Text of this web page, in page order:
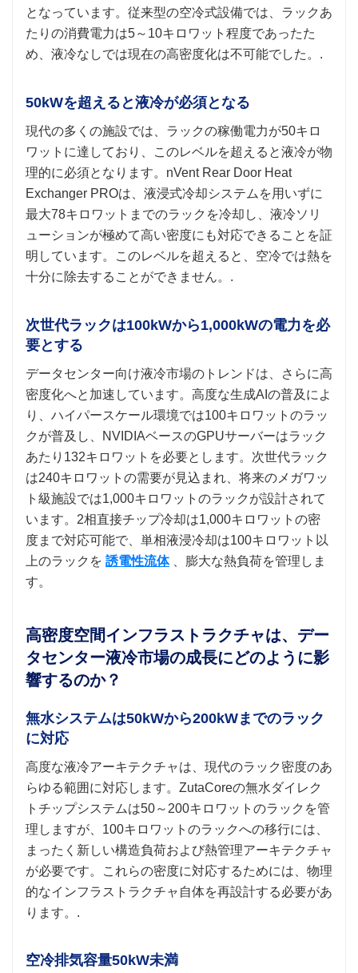
となっています。従来型の空冷式設備では、ラックあ
たりの消費電力は5～10キロワット程度であったた
め、液冷なしでは現在の高密度化は不可能でした。.
50kWを超えると液冷が必須となる
現代の多くの施設では、ラックの稼働電力が50キロ
ワットに達しており、このレベルを超えると液冷が物
理的に必須となります。nVent Rear Door Heat
Exchanger PROは、液浸式冷却システムを用いずに
最大78キロワットまでのラックを冷却し、液冷ソリ
ューションが極めて高い密度にも対応できることを証
明しています。このレベルを超えると、空冷では熱を
十分に除去することができません。.
次世代ラックは100kWから1,000kWの電力を必
要とする
データセンター向け液冷市場のトレンドは、さらに高
密度化へと加速しています。高度な生成AIの普及によ
り、ハイパースケール環境では100キロワットのラッ
クが普及し、NVIDIAベースのGPUサーバーはラック
あたり132キロワットを必要とします。次世代ラック
は240キロワットの需要が見込まれ、将来のメガワッ
ト級施設では1,000キロワットのラックが設計されて
います。2相直接チップ冷却は1,000キロワットの密
度まで対応可能で、単相液浸冷却は100キロワット以
上のラックを 誘電性流体、膨大な熱負荷を管理しま
す。
高密度空間インフラストラクチャは、デー
タセンター液冷市場の成長にどのように影
響するのか？
無水システムは50kWから200kWまでのラック
に対応
高度な液冷アーキテクチャは、現代のラック密度のあ
らゆる範囲に対応します。ZutaCoreの無水ダイレク
トチップシステムは50～200キロワットのラックを管
理しますが、100キロワットのラックへの移行には、
まったく新しい構造負荷および熱管理アーキテクチャ
が必要です。これらの密度に対応するためには、物理​​
的なインフラストラクチャ自体を再設計する必要があ
ります。.
空冷排気容量50kW未満